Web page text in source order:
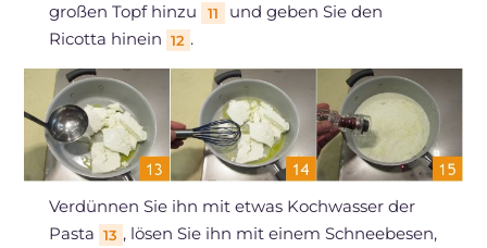
großen Topf hinzu
11
und geben Sie den
Ricotta hinein 12 .
Verdünnen Sie ihn mit etwas Kochwasser der
Pasta 13 , lösen Sie ihn mit einem Schneebesen,